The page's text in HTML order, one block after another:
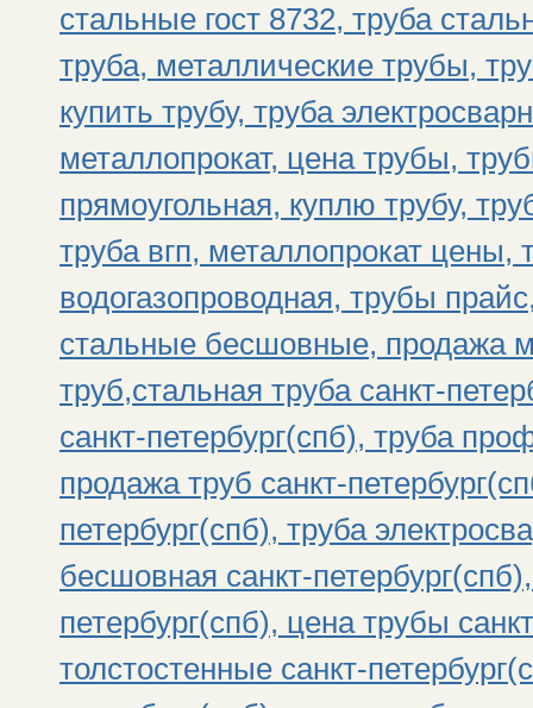
стальные гост 8732, труба
труба, металлические трубы,
купить трубу, труба
металлопрокат, цена трубы,
прямоугольная, куплю трубу,
труба вгп, металлопрокат цены,
водогазопроводная, трубы
стальные бесшовные, продажа
труб,стальная труба санкт-
санкт-петербург(спб), труба
продажа труб санкт-
петербург(спб), труба
бесшовная санкт-
петербург(спб), цена трубы
толстостенные санкт-